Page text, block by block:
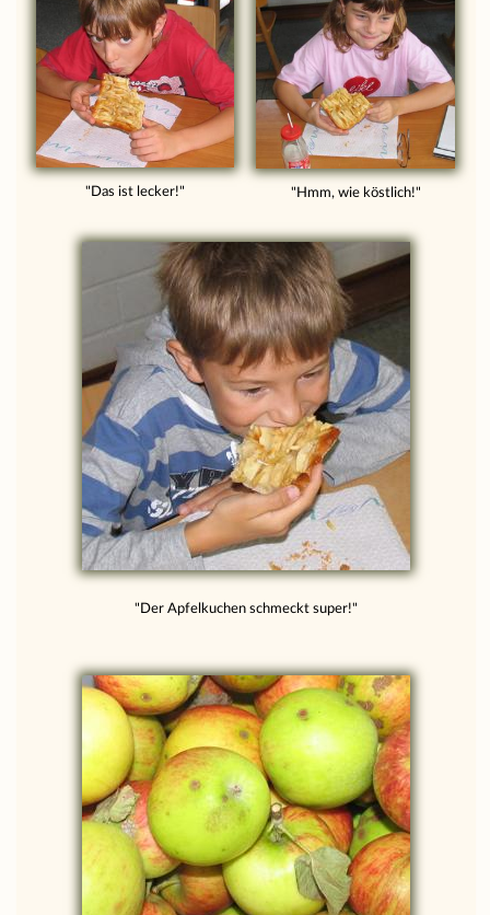
"Das ist lecker!" "Hmm, wie köstlich!"
"Der Apfelkuchen schmeckt super!"